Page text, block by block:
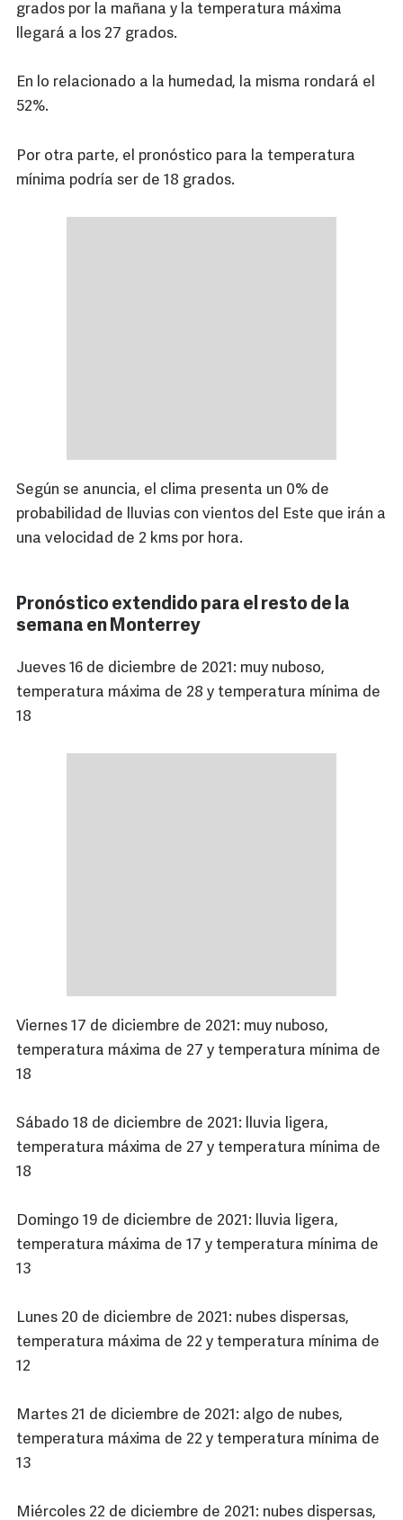
grados por la mañana y la temperatura máxima
llegará a los 27 grados.
En lo relacionado a la humedad, la misma rondará el
52%.
Por otra parte, el pronóstico para la temperatura
mínima podría ser de 18 grados.
Según se anuncia, el clima presenta un 0% de
probabilidad de lluvias con vientos del Este que irán a
una velocidad de 2 kms por hora.
Pronóstico extendido para el resto de la
semana en Monterrey
Jueves 16 de diciembre de 2021: muy nuboso,
temperatura máxima de 28 y temperatura mínima de
18
Viernes 17 de diciembre de 2021: muy nuboso,
temperatura máxima de 27 y temperatura mínima de
18
Sábado 18 de diciembre de 2021: lluvia ligera,
temperatura máxima de 27 y temperatura mínima de
18
Domingo 19 de diciembre de 2021: lluvia ligera,
temperatura máxima de 17 y temperatura mínima de
13
Lunes 20 de diciembre de 2021: nubes dispersas,
temperatura máxima de 22 y temperatura mínima de
12
Martes 21 de diciembre de 2021: algo de nubes,
temperatura máxima de 22 y temperatura mínima de
13
Miércoles 22 de diciembre de 2021: nubes dispersas,